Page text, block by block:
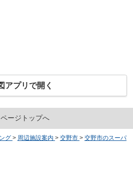
アプリで開く
ページトップへ
グ > 周辺施設案内 > 交野市 > 交野市のスーパ